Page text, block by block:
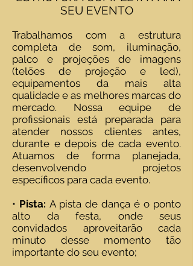
SEU EVENTO
Trabalhamos com a estrutura
completa de som, iluminação,
palco e projeções de imagens
(telões de projeção e led),
equipamentos da mais alta
qualidade e as melhores marcas do
mercado. Nossa equipe de
profissionais está preparada para
atender nossos clientes antes,
durante e depois de cada evento.
Atuamos de forma planejada,
desenvolvendo projetos
específicos para cada evento.
• Pista: A pista de dança é o ponto
alto da festa, onde seus
convidados aproveitarão cada
minuto desse momento tão
importante do seu evento;